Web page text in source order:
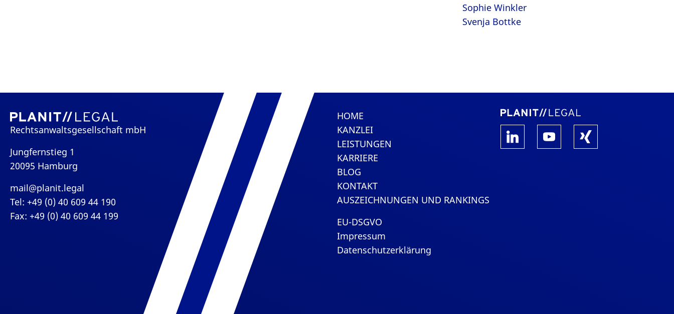
Sophie Winkler
Svenja Bottke
Rechtsanwaltsgesellschaft mbH
Jungfernstieg 1
20095 Hamburg
mail@planit.legal
Tel: +49 (0) 40 609 44 190
Fax: +49 (0) 40 609 44 199
HOME
KANZLEI
LEISTUNGEN
KARRIERE
BLOG
KONTAKT
AUSZEICHNUNGEN UND RANKINGS
EU-DSGVO
Impressum
Datenschutzerklärung